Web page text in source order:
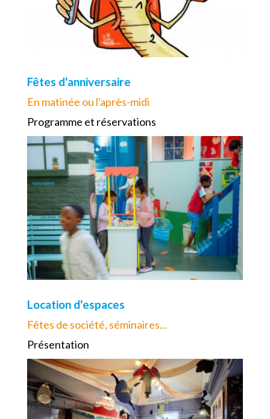
Fêtes d'anniversaire
En matinée ou l'après-midi
Programme et réservations
Location d'espaces
Fêtes de société, séminaires...
Présentation